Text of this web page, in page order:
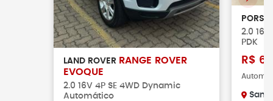
LAND ROVER RANGE ROVER
EVOQUE
2.0 16V 4P SE 4WD Dynamic
Automático
2.0
PDK
R$